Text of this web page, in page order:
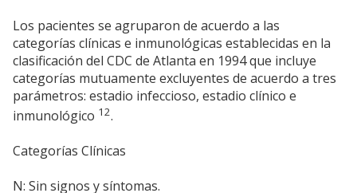
Los pacientes se agruparon de acuerdo a las
categorías clínicas e inmunológicas establecidas en la
clasificación del CDC de Atlanta en 1994 que incluye
categorías mutuamente excluyentes de acuerdo a tres
parámetros: estadio infeccioso, estadio clínico e
inmunológico 12.
Categorías Clínicas
N: Sin signos y síntomas.